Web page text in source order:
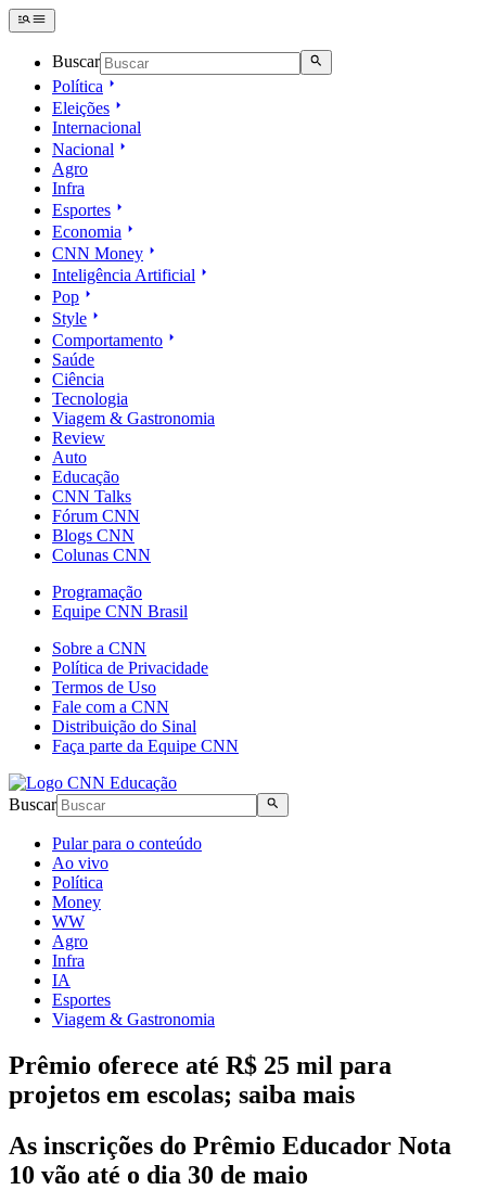
Buscar
Política
Eleições
Internacional
Nacional
Agro
Infra
Esportes
Economia
CNN Money
Inteligência Artificial
Pop
Style
Comportamento
Saúde
Ciência
Tecnologia
Viagem & Gastronomia
Review
Auto
Educação
CNN Talks
Fórum CNN
Blogs CNN
Colunas CNN
Programação
Equipe CNN Brasil
Sobre a CNN
Política de Privacidade
Termos de Uso
Fale com a CNN
Distribuição do Sinal
Faça parte da Equipe CNN
Buscar
Pular para o conteúdo
Ao vivo
Política
Money
WW
Agro
Infra
IA
Esportes
Viagem & Gastronomia
Prêmio oferece até R$ 25 mil para
projetos em escolas; saiba mais
As inscrições do Prêmio Educador Nota
10 vão até o dia 30 de maio